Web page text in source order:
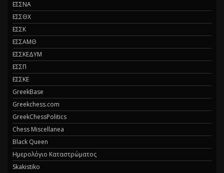
ΕΣΣΝΑ
ΕΣΣΘΧ
ΕΣΣΚ
ΕΣΣΑΜΘ
ΕΣΣΚΕΔΥΜ
ΕΣΣΠ
ΕΣΣΚΕ
GreekBase
Greekchess.com
GreekChessPolitics
Chess Miscellanea
Black Queen
Ημερολόγιο Καταστρώματος
Skakistiko